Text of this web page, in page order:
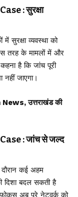
: सुरक्षा
सुरक्षा व्यवस्था को
तरह के मामलों में और
है कि जांच पूरी
नहीं जाएगा।
उत्तराखंड की
: जांच से जल्द
कई अहम
दिशा बदल सकती है
अब पूरे नेटवर्क को